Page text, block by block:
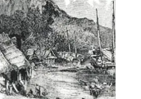
Gmail